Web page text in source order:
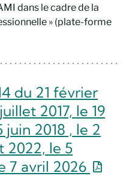
dans le cadre de la
» (plate-forme
du 21 février
2017, le 19
juin 2018 , le 2
2022, le 5
7 avril 2026